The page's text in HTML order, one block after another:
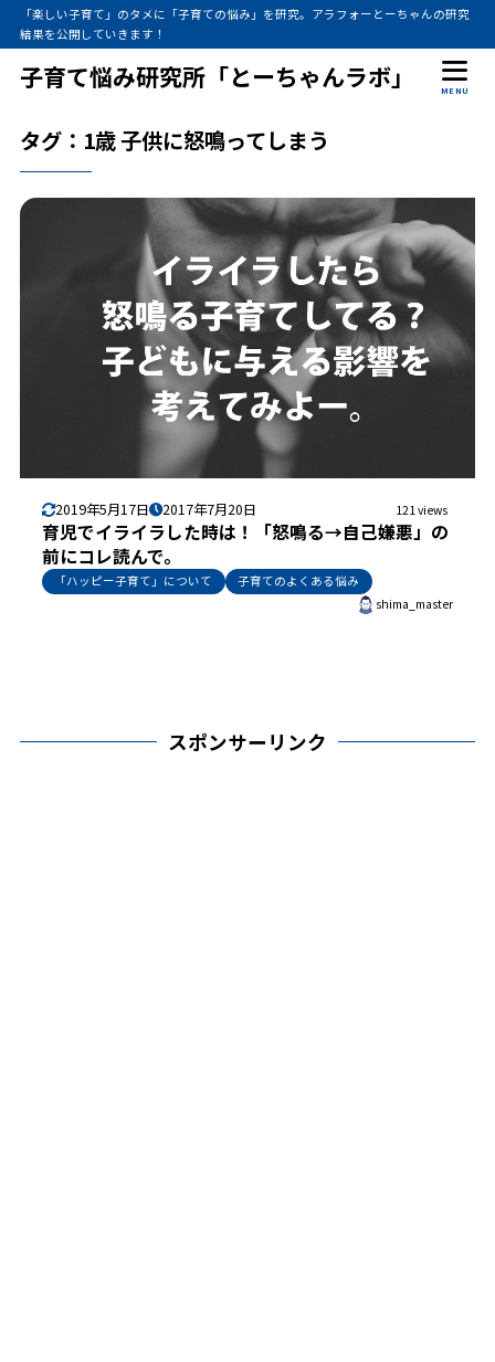
「楽しい子育て」のタメに「子育ての悩み」を研究。アラフォーとーちゃんの研究
結果を公開していきます！
子育て悩み研究所「とーちゃんラボ」 MENU
タグ：1歳 子供に怒鳴ってしまう
2019年5月17日 2017年7月20日 121 views
育児でイライラした時は！「怒鳴る→自己嫌悪」の
前にコレ読んで。
「ハッピー子育て」について
子育てのよくある悩み
shima_master
スポンサーリンク